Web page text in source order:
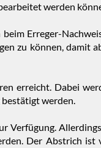
werden
Erreger-
zu können, damit
erreicht. Dabei
werden.
Verfügung.
Der Abstrich ist